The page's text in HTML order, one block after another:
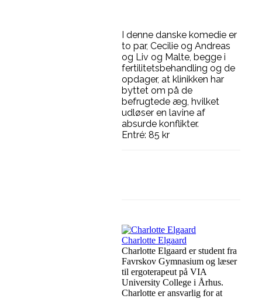
I denne danske komedie er
to par, Cecilie og Andreas
og Liv og Malte, begge i
fertilitetsbehandling og de
opdager, at klinikken har
byttet om på de
befrugtede æg, hvilket
udløser en lavine af
absurde konflikter.
Entré: 85 kr
Charlotte Elgaard
Charlotte Elgaard er student fra
Favrskov Gymnasium og læser
til ergoterapeut på VIA
University College i Århus.
Charlotte er ansvarlig for at